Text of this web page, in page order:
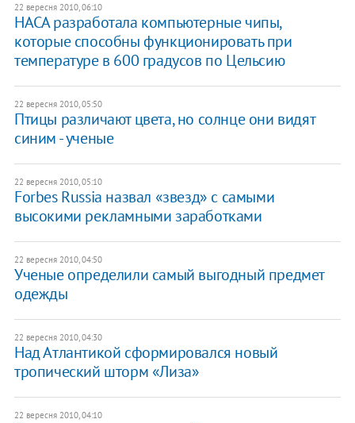
22 вересня 2010, 06:10
НАСА разработала компьютерные чипы,
которые способны функционировать при
температуре в 600 градусов по Цельсию
22 вересня 2010, 05:50
Птицы различают цвета, но солнце они видят
синим - ученые
22 вересня 2010, 05:10
Forbes Russia назвал «звезд» с самыми
высокими рекламными заработками
22 вересня 2010, 04:50
Ученые определили самый выгодный предмет
одежды
22 вересня 2010, 04:30
Над Атлантикой сформировался новый
тропический шторм «Лиза»
22 вересня 2010, 04:10